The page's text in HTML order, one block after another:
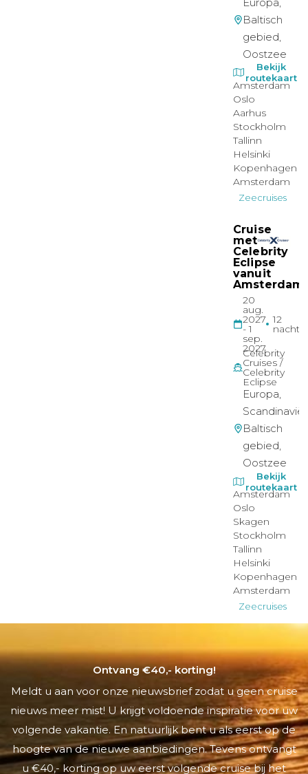
Ontvang €40,- korting!
Meldt u aan voor onze nieuwsbrief zodat u geen cruise
nieuws meer mist! U krijgt voldoende inspiratie voor uw
volgende vakantie. En natuurlijk bent u als eerst op de
hoogte van de nieuwe aanbiedingen. Tevens ontvangt
u €40,- korting op uw eerst volgende cruise bij het